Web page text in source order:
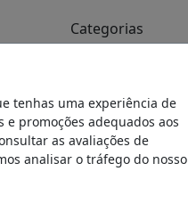
Categorias
Jantes
Peças
Tapetes
tenhas uma experiência de
promoções adequados aos
as avaliações de
analisar o tráfego do nosso